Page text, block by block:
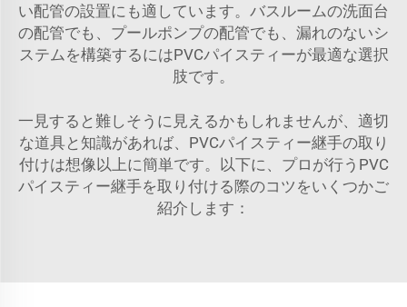
い配管の設置にも適しています。バスルームの洗面台
の配管でも、プールポンプの配管でも、漏れのないシ
ステムを構築するにはPVCパイスティーが最適な選択
肢です。
一見すると難しそうに見えるかもしれませんが、適切
な道具と知識があれば、PVCパイスティー継手の取り
付けは想像以上に簡単です。以下に、プロが行うPVC
パイスティー継手を取り付ける際のコツをいくつかご
紹介します：